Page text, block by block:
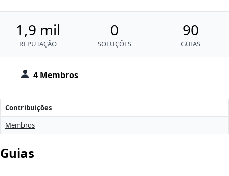
4 Membros
1,9 mil
REPUTAÇÃO
0
SOLUÇÕES
90
GUIAS
Contribuições
Membros
Guias